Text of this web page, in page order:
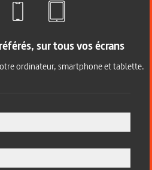
sur tous vos écrans
ordinateur, smartphone et tablette.